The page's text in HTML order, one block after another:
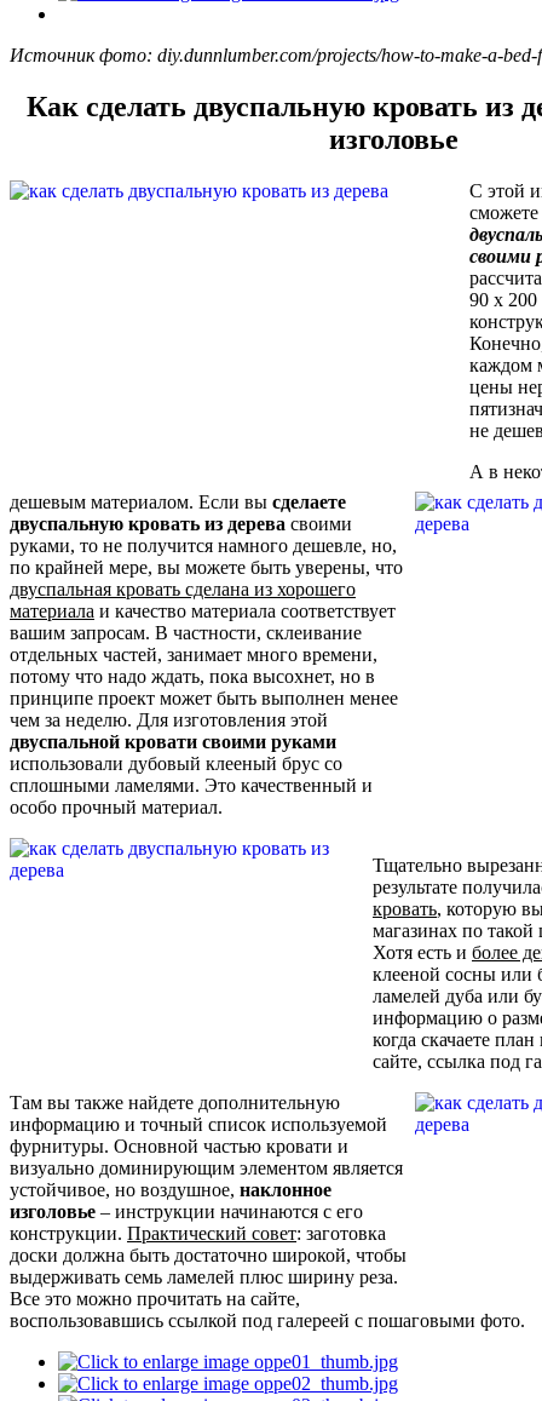
Источник фото: diy.dunnlumber.com/projects/how-to-make-a-bed-
Как сделать двуспальную кровать из
изголовье
С этой
сможете
своими
90 х
каждом
цены
не
А в
дешевым материалом. Если вы сделаете
двуспальную кровать из дерева своими
руками, то не получится намного дешевле, но,
по крайней мере, вы можете быть уверены, что
двуспальная кровать сделана из хорошего
материала и качество материала соответствует
вашим запросам. В частности, склеивание
отдельных частей, занимает много времени,
потому что надо ждать, пока высохнет, но в
принципе проект может быть выполнен менее
чем за неделю. Для изготовления этой
двуспальной кровати своими руками
использовали дубовый клееный брус со
сплошными ламелями. Это качественный и
особо прочный материал.
Тщательно
результате
кровать, которую
магазинах по такой
Хотя есть и более
клееной сосны или
ламелей дуба или
информацию о
когда скачаете
сайте, ссылка под
Там вы также найдете дополнительную
информацию и точный список используемой
фурнитуры. Основной частью кровати и
визуально доминирующим элементом является
устойчивое, но воздушное, наклонное
изголовье – инструкции начинаются с его
конструкции. Практический совет: заготовка
доски должна быть достаточно широкой, чтобы
выдерживать семь ламелей плюс ширину реза.
Все это можно прочитать на сайте,
воспользовавшись ссылкой под галереей с пошаговыми фото.